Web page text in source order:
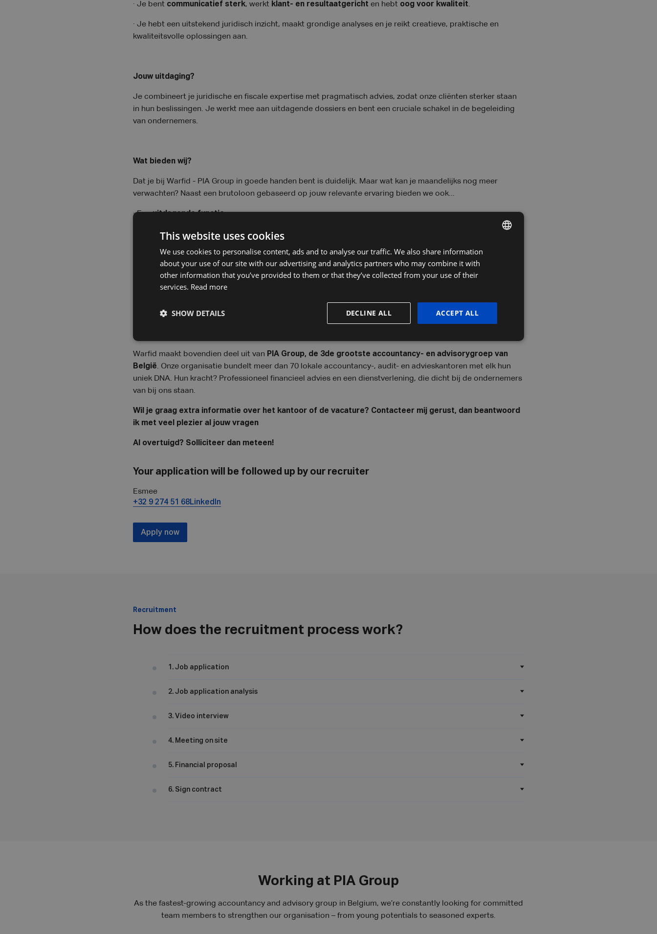
· Je bent communicatief sterk, werkt klant- en resultaatgericht en hebt oog voor kwaliteit.
· Je hebt een uitstekend juridisch inzicht, maakt grondige analyses en je reikt creatieve, praktische en
kwaliteitsvolle oplossingen aan.
Jouw uitdaging?
Je combineert je juridische en fiscale expertise met pragmatisch advies, zodat onze cliënten sterker staan
in hun beslissingen. Je werkt mee aan uitdagende dossiers en bent een cruciale schakel in de begeleiding
van ondernemers.
Wat bieden wij?
Dat je bij Warfid - PIA Group in goede handen bent is duidelijk. Maar wat kan je maandelijks nog meer
verwachten? Naast een brutoloon gebaseerd op jouw relevante ervaring bieden we ook...
· Eenuitdagende functie
wagenmettankkaart of laadpas;
· Aanvullendeextralegale voordelen;
· Breed scala aanopleidingen;
· Mogelijkheid voor1 à 2 dagen thuiswerk
Warfid maakt bovendien deel uit van PIA Group, de 3de grootste accountancy- en advisorygroep van
België. Onze organisatie bundelt meer dan 70 lokale accountancy-, audit- en advieskantoren met elk hun
uniek DNA. Hun kracht? Professioneel financieel advies en een dienstverlening, die dicht bij de ondernemers
van bij ons staan.
Wil je graag extra informatie over het kantoor of de vacature? Contacteer mij gerust, dan beantwoord
ik met veel plezier al jouw vragen
Al overtuigd? Solliciteer dan meteen!
Your application will be followed up by our recruiter
Esmee
+32 9 274 51 68LinkedIn
Apply now
Recruitment
How does the recruitment process work?
1. Job application
2. Job application analysis
3. Video interview
4. Meeting on site
5. Financial proposal
6. Sign contract
Working at PIA Group
As the fastest-growing accountancy and advisory group in Belgium, we’re constantly looking for committed
team members to strengthen our organisation – from young potentials to seasoned experts.
This website uses cookies
We use cookies to personalise content, ads and to analyse our traffic. We also share information
about your use of our site with our advertising and analytics partners who may combine it with
other information that you’ve provided to them or that they’ve collected from your use of their
services. Read more
ACCEPT ALL
DECLINE ALL
SHOW DETAILS